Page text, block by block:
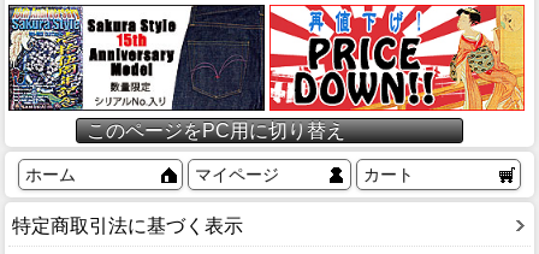
このページをPC用に切り替え
ホーム マイページ カート
特定商取引法に基づく表示